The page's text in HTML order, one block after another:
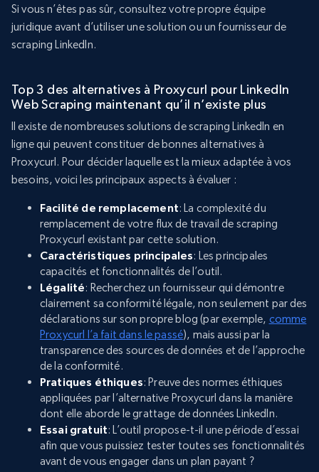
Si vous n’êtes pas sûr, consultez votre propre équipe
juridique avant d’utiliser une solution ou un fournisseur de
scraping LinkedIn.
Top 3 des alternatives à Proxycurl pour LinkedIn
Web Scraping maintenant qu’il n’existe plus
Il existe de nombreuses solutions de scraping LinkedIn en
ligne qui peuvent constituer de bonnes alternatives à
Proxycurl. Pour décider laquelle est la mieux adaptée à vos
besoins, voici les principaux aspects à évaluer :
Facilité de remplacement: La complexité du
remplacement de votre flux de travail de scraping
Proxycurl existant par cette solution.
Caractéristiques principales: Les principales
capacités et fonctionnalités de l’outil.
Légalité: Recherchez un fournisseur qui démontre
clairement sa conformité légale, non seulement par des
déclarations sur son propre blog (par exemple, comme
Proxycurl l’a fait dans le passé), mais aussi par la
transparence des sources de données et de l’approche
de la conformité.
Pratiques éthiques: Preuve des normes éthiques
appliquées par l’alternative Proxycurl dans la manière
dont elle aborde le grattage de données LinkedIn.
Essai gratuit: L’outil propose-t-il une période d’essai
afin que vous puissiez tester toutes ses fonctionnalités
avant de vous engager dans un plan payant ?